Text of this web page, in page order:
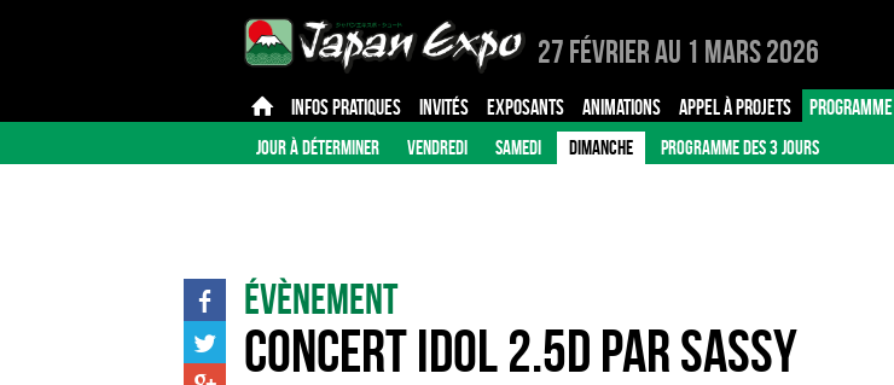
27 Février au 1 Mars 2026
INFOS PRATIQUES INVITÉS EXPOSANTS ANIMATIONS APPEL À PROJETS PROGRAMME
JOUR À DÉTERMINER VENDREDI SAMEDI DIMANCHE PROGRAMME DES 3 JOURS
Évènement
Concert idol 2.5D par Sassy